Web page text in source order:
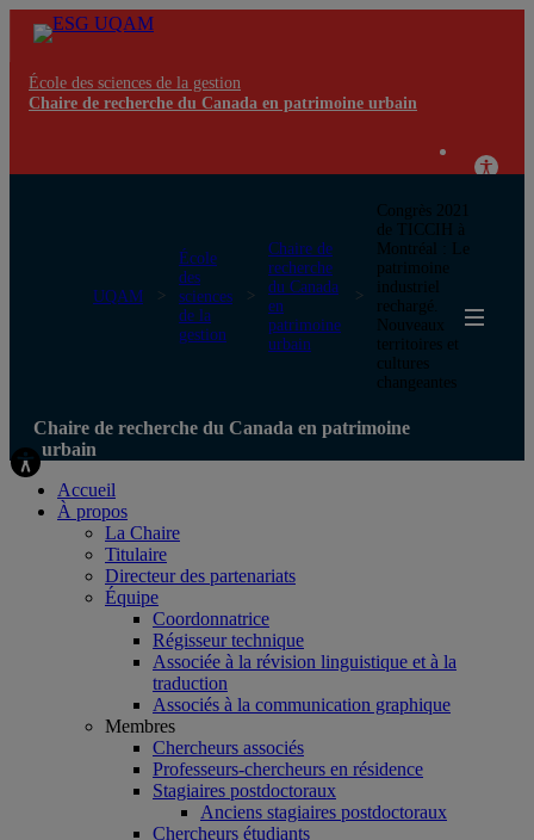
École des sciences de la gestion
Chaire de recherche du Canada en patrimoine urbain
UQAM
École
des
sciences
de la
gestion
Chaire de
recherche
du Canada
en
patrimoine
urbain
Congrès 2021
de TICCIH à
Montréal : Le
patrimoine
industriel
rechargé.
Nouveaux
territoires et
cultures
changeantes
Chaire de recherche du Canada en patrimoine
urbain
Accueil
À propos
La Chaire
Titulaire
Directeur des partenariats
Équipe
Coordonnatrice
Régisseur technique
Associée à la révision linguistique et à la
traduction
Associés à la communication graphique
Membres
Chercheurs associés
Professeurs-chercheurs en résidence
Stagiaires postdoctoraux
Anciens stagiaires postdoctoraux
Chercheurs étudiants